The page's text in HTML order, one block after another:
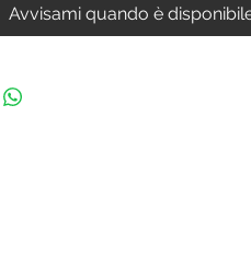
Avvisami quando è